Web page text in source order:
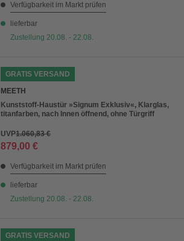
Verfügbarkeit im Markt prüfen
lieferbar
Zustellung 20.08. - 22.08.
GRATIS VERSAND
MEETH
Kunststoff-Haustür »Signum Exklusiv«, Klarglas,
titanfarben, nach Innen öffnend, ohne Türgriff
UVP1.060,83 €
879,00 €
Verfügbarkeit im Markt prüfen
lieferbar
Zustellung 20.08. - 22.08.
GRATIS VERSAND